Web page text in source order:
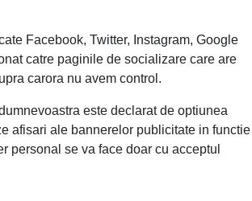
Facebook, Twitter, Instagram, Google
catre paginile de socializare care are
carora nu avem control.
este declarat de optiunea
afisari ale bannerelor publicitate in functie
personal se va face doar cu acceptul